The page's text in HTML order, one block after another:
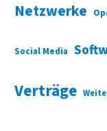
Netzwerke
Social Media
Verträge